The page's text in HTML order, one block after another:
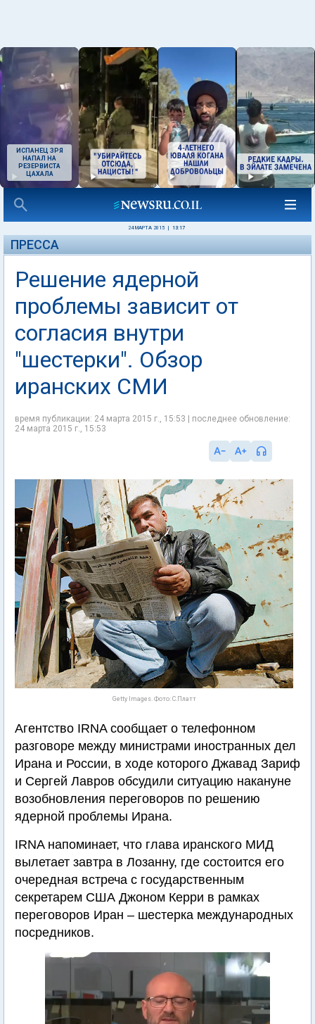
ИСПАНЕЦ ЗРЯ
НАПАЛ НА
РЕЗЕРВИСТА
ЦАХАЛА
24 МАРТА 2015 13:17
ПРЕССА
Решение ядерной
проблемы зависит от
согласия внутри
"шестерки". Обзор
иранских СМИ
время публикации: 24 марта 2015 г., 15:53 | последнее обновление:
24 марта 2015 г., 15:53
Getty Images. Фото: С.Платт
Агентство IRNA сообщает о телефонном
разговоре между министрами иностранных дел
Ирана и России, в ходе которого Джавад Зариф
и Сергей Лавров обсудили ситуацию накануне
возобновления переговоров по решению
ядерной проблемы Ирана.
IRNA напоминает, что глава иранского МИД
вылетает завтра в Лозанну, где состоится его
очередная встреча с государственным
секретарем США Джоном Керри в рамках
переговоров Иран – шестерка международных
посредников.